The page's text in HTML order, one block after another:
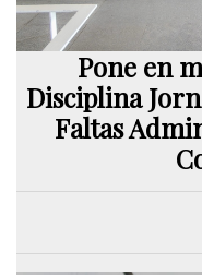
Pone en
Disciplina
Faltas